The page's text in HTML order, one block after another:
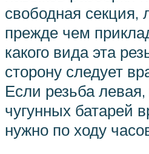
свободная секция,
прежде чем
какого вида эта
сторону следует
Если резьба
чугунных батарей
нужно по ходу